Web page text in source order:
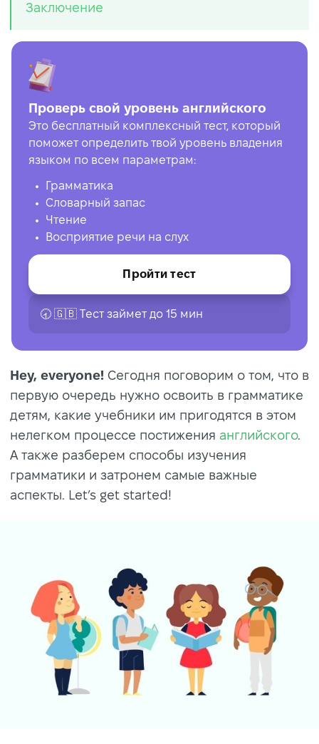
Заключение
Проверь свой уровень английского
Это бесплатный комплексный тест, который
поможет определить твой уровень владения
языком по всем параметрам:
Грамматика
Словарный запас
Чтение
Восприятие речи на слух
Пройти тест
🕣 🇬🇧 Tест займет до 15 мин
Hey, everyone! Сегодня поговорим о том, что в
первую очередь нужно освоить в грамматике
детям, какие учебники им пригодятся в этом
нелегком процессе постижения английского.
А также разберем способы изучения
грамматики и затронем самые важные
аспекты. Let’s get started!